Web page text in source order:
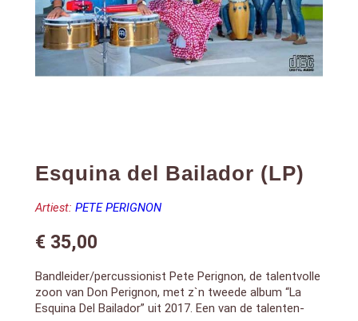
Esquina del Bailador (LP)
Artiest: PETE PERIGNON
€35,00
Bandleider/percussionist Pete Perignon, de talentvolle
zoon van Don Perignon, met z`n tweede album “La
Esquina Del Bailador” uit 2017. Een van de talenten-